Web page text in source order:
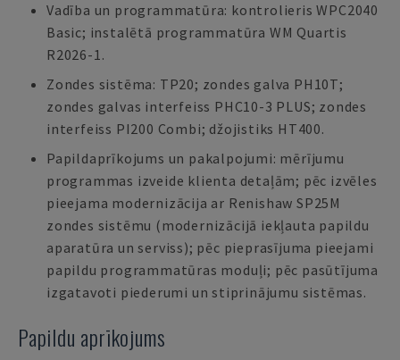
Vadība un programmatūra: kontrolieris WPC2040
Basic; instalētā programmatūra WM Quartis
R2026-1.
Zondes sistēma: TP20; zondes galva PH10T;
zondes galvas interfeiss PHC10-3 PLUS; zondes
interfeiss PI200 Combi; džojistiks HT400.
Papildaprīkojums un pakalpojumi: mērījumu
programmas izveide klienta detaļām; pēc izvēles
pieejama modernizācija ar Renishaw SP25M
zondes sistēmu (modernizācijā iekļauta papildu
aparatūra un serviss); pēc pieprasījuma pieejami
papildu programmatūras moduļi; pēc pasūtījuma
izgatavoti piederumi un stiprinājumu sistēmas.
Papildu aprīkojums